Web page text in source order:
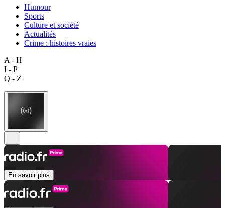
Humour
Sports
Culture et société
Actualités
Crime : histoires vraies
A - H
I - P
Q - Z
En savoir plus